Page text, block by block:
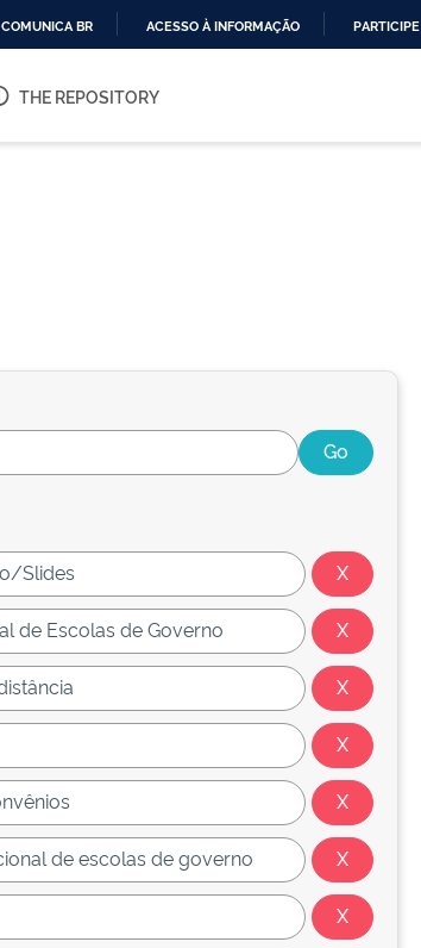
O
COMUNICA BR ACESSO À INFORMAÇÃO PARTICIPE
THE REPOSITORY